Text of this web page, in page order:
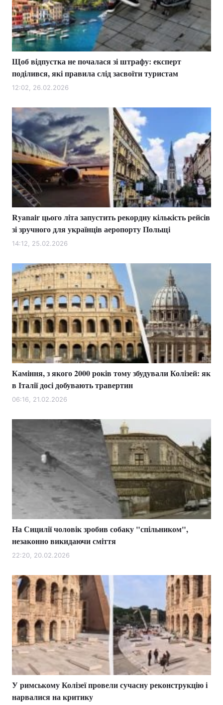
Щоб відпустка не почалася зі штрафу: експерт
поділився, які правила слід засвоїти туристам
12:02, 26.02.2026
Ryanair цього літа запустить рекордну кількість рейсів
зі зручного для українців аеропорту Польщі
14:12, 25.02.2026
Каміння, з якого 2000 років тому збудували Колізей: як
в Італії досі добувають травертин
06:16, 21.02.2026
На Сицилії чоловік зробив собаку "спільником",
незаконно викидаючи сміття
22:20, 20.02.2026
У римському Колізеї провели сучасну реконструкцію і
нарвалися на критику